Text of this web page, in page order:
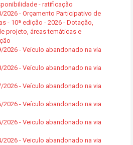
- ratificação
2026 - Orçamento Participativo de
- 10ª edição - 2026 - Dotação,
projeto, áreas temáticas e
2026 - Veículo abandonado na via
2026 - Veículo abandonado na via
2026 - Veículo abandonado na via
2026 - Veículo abandonado na via
2026 - Veiculo abandonado na via
2026 - Veiculo abandonado na via